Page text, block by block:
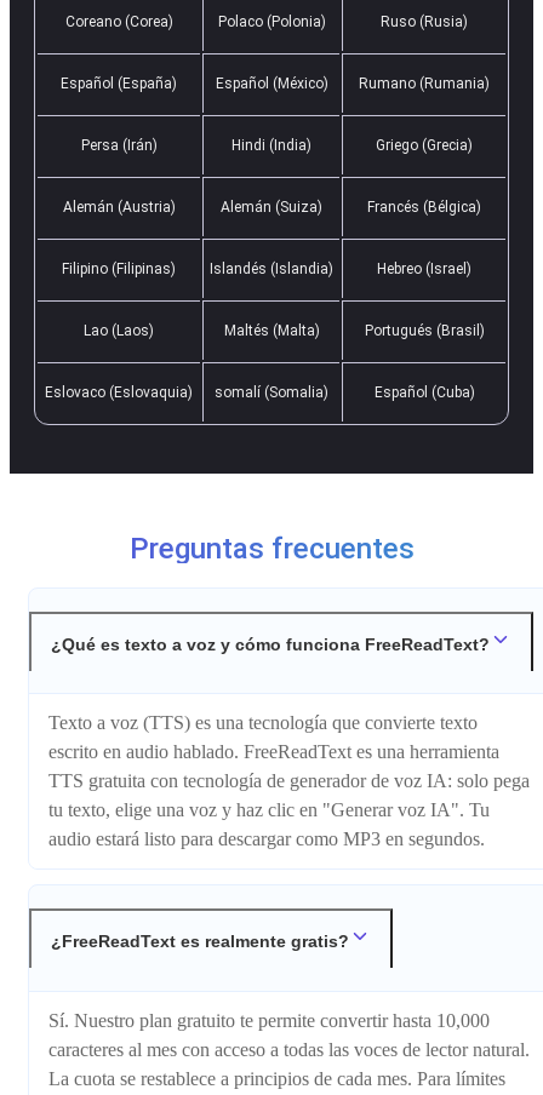
Coreano (Corea) Polaco (Polonia) Ruso (Rusia)
Español (España) Español (México) Rumano (Rumania)
Persa (Irán) Hindi (India) Griego (Grecia)
Alemán (Austria) Alemán (Suiza) Francés (Bélgica)
Filipino (Filipinas) Islandés (Islandia) Hebreo (Israel)
Lao (Laos) Maltés (Malta) Portugués (Brasil)
Eslovaco (Eslovaquia) somalí (Somalia) Español (Cuba)
Preguntas frecuentes
¿Qué es texto a voz y cómo funciona FreeReadText?
Texto a voz (TTS) es una tecnología que convierte texto
escrito en audio hablado. FreeReadText es una herramienta
TTS gratuita con tecnología de generador de voz IA: solo pega
tu texto, elige una voz y haz clic en "Generar voz IA". Tu
audio estará listo para descargar como MP3 en segundos.
¿FreeReadText es realmente gratis?
Sí. Nuestro plan gratuito te permite convertir hasta 10,000
caracteres al mes con acceso a todas las voces de lector natural.
La cuota se restablece a principios de cada mes. Para límites